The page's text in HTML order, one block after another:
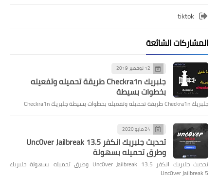
tiktok
المشاركات الشائعة
12 نوفمبر 2019
جلبريك Checkra1n طريقة تحميله وتفعيله
بخطوات بسيطة
جلبريك Checkra1n طريقة تحميله وتفعيله بخطوات بسيطة جلبريك Checkra1n
24 مايو 2020
تحديث جلبريك انكفر Unc0ver Jailbreak 13.5
وطرق تحميله بسهولة
تحديث جلبريك انكفر Unc0ver Jailbreak 13.5 وطرق تحميله بسهولة جلبريك
Unc0ver Jailbreak 5